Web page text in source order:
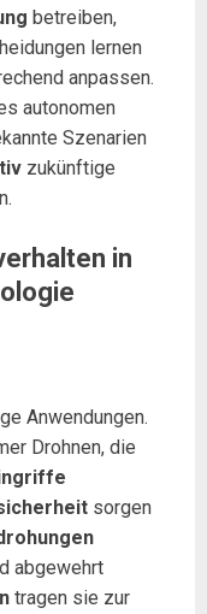
betreiben,
lernen
anpassen.
autonomen
Szenarien
zukünftige
in
Anwendungen.
Drohnen, die
sorgen
abgewehrt
tragen sie zur